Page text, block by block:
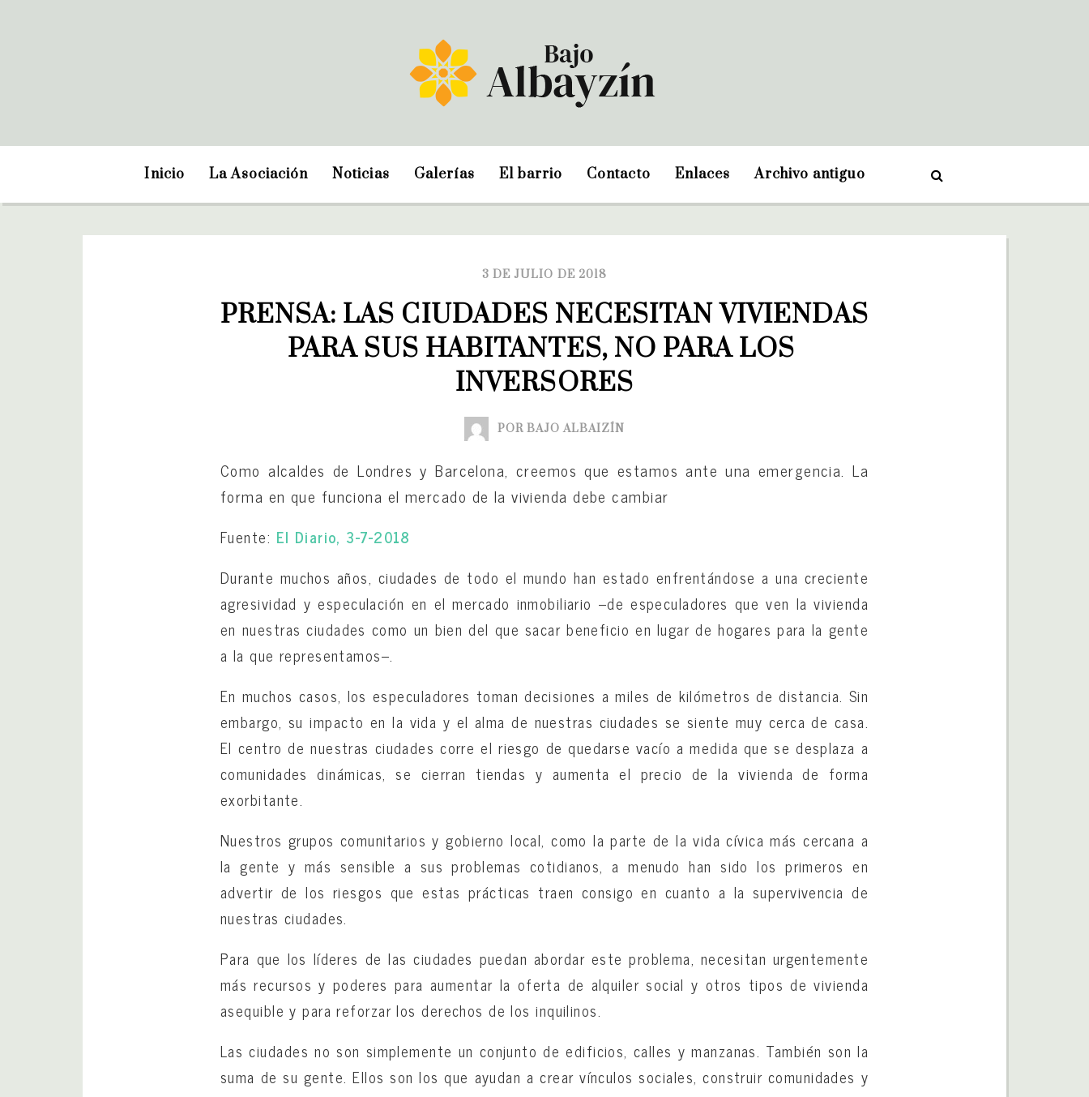
Inicio La Asociación Noticias Galerías El barrio Contacto Enlaces Archivo antiguo
3 DE JULIO DE 2018
PRENSA: LAS CIUDADES NECESITAN VIVIENDAS
PARA SUS HABITANTES, NO PARA LOS
INVERSORES
POR BAJO ALBAIZÍN
Como alcaldes de Londres y Barcelona, creemos que estamos ante una emergencia. La
forma en que funciona el mercado de la vivienda debe cambiar
Fuente: El Diario, 3-7-2018
Durante muchos años, ciudades de todo el mundo han estado enfrentándose a una creciente
agresividad y especulación en el mercado inmobiliario –de especuladores que ven la vivienda
en nuestras ciudades como un bien del que sacar beneficio en lugar de hogares para la gente
a la que representamos–.
En muchos casos, los especuladores toman decisiones a miles de kilómetros de distancia. Sin
embargo, su impacto en la vida y el alma de nuestras ciudades se siente muy cerca de casa.
El centro de nuestras ciudades corre el riesgo de quedarse vacío a medida que se desplaza a
comunidades dinámicas, se cierran tiendas y aumenta el precio de la vivienda de forma
exorbitante.
Nuestros grupos comunitarios y gobierno local, como la parte de la vida cívica más cercana a
la gente y más sensible a sus problemas cotidianos, a menudo han sido los primeros en
advertir de los riesgos que estas prácticas traen consigo en cuanto a la supervivencia de
nuestras ciudades.
Para que los líderes de las ciudades puedan abordar este problema, necesitan urgentemente
más recursos y poderes para aumentar la oferta de alquiler social y otros tipos de vivienda
asequible y para reforzar los derechos de los inquilinos.
Las ciudades no son simplemente un conjunto de edificios, calles y manzanas. También son la
suma de su gente. Ellos son los que ayudan a crear vínculos sociales, construir comunidades y